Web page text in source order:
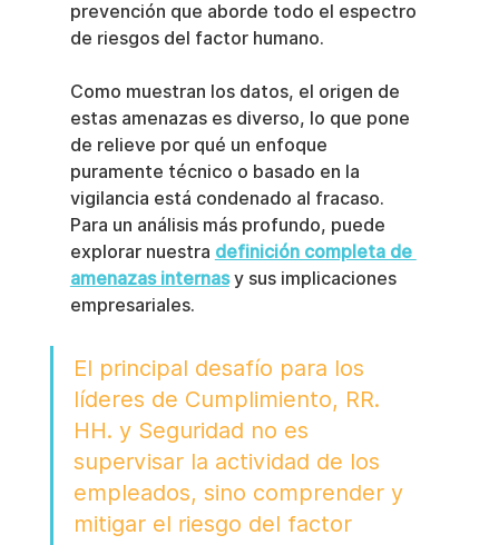
prevención que aborde todo el espectro
de riesgos del factor humano.
Como muestran los datos, el origen de
estas amenazas es diverso, lo que pone
de relieve por qué un enfoque
puramente técnico o basado en la
vigilancia está condenado al fracaso.
Para un análisis más profundo, puede
explorar nuestra definición completa de
amenazas internas y sus implicaciones
empresariales.
El principal desafío para los
líderes de Cumplimiento, RR.
HH. y Seguridad no es
supervisar la actividad de los
empleados, sino comprender y
mitigar el riesgo del factor